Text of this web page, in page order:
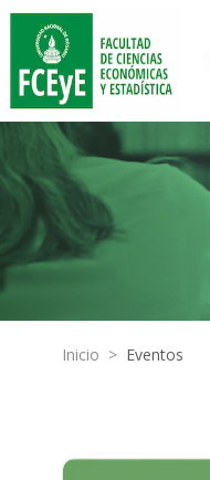
Inicio > Eventos